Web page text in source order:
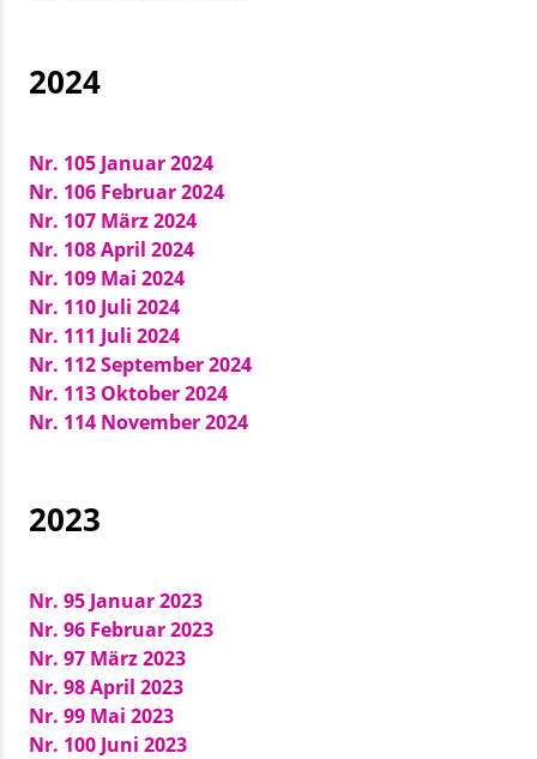
2024
Nr. 105 Januar 2024
Nr. 106 Februar 2024
Nr. 107 März 2024
Nr. 108 April 2024
Nr. 109 Mai 2024
Nr. 110 Juli 2024
Nr. 111 Juli 2024
Nr. 112 September 2024
Nr. 113 Oktober 2024
Nr. 114 November 2024
2023
Nr. 95 Januar 2023
Nr. 96 Februar 2023
Nr. 97 März 2023
Nr. 98 April 2023
Nr. 99 Mai 2023
Nr. 100 Juni 2023